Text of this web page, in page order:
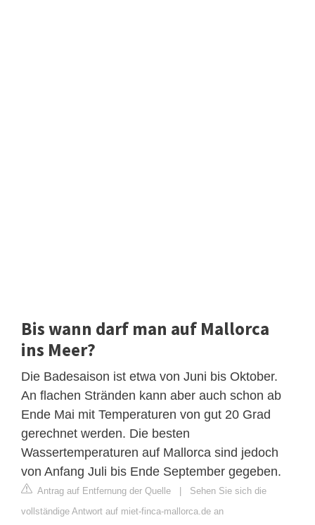
Bis wann darf man auf Mallorca
ins Meer?
Die Badesaison ist etwa von Juni bis Oktober.
An flachen Stränden kann aber auch schon ab
Ende Mai mit Temperaturen von gut 20 Grad
gerechnet werden. Die besten
Wassertemperaturen auf Mallorca sind jedoch
von Anfang Juli bis Ende September gegeben.
Antrag auf Entfernung der Quelle | Sehen Sie sich die
vollständige Antwort auf miet-finca-mallorca.de an